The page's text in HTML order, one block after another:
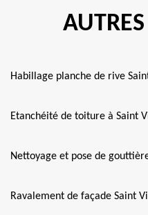
Habillage planche de rive
Etanchéité de toiture à Saint
Nettoyage et pose de
Ravalement de façade Saint